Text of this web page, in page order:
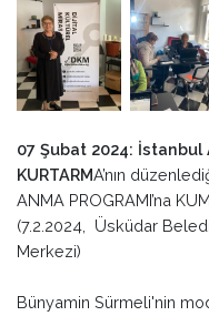
07 Şubat 2024: İstanbul
KURTARMA’nın
ANMA PROGRAMI’na
(7.2.2024, Üsküdar
Merkezi)
Bünyamin Sürmeli'nin